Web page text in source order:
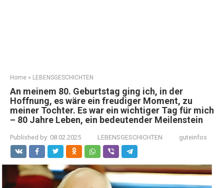
Home » LEBENSGESCHICHTEN
An meinem 80. Geburtstag ging ich, in der
Hoffnung, es wäre ein freudiger Moment, zu
meiner Tochter. Es war ein wichtiger Tag für mich
– 80 Jahre Leben, ein bedeutender Meilenstein
Published by: 08.02.2025 LEBENSGESCHICHTEN guteinfos